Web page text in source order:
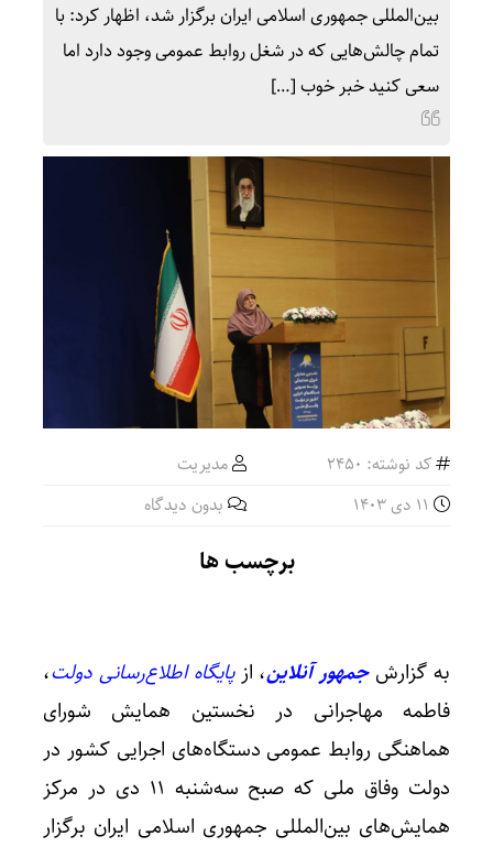
بین‌المللی جمهوری اسلامی ایران برگزار شد، اظهار کرد: با
تمام چالش‌هایی که در شغل روابط عمومی وجود دارد اما
سعی کنید خبر خوب […]
کد نوشته: 2450
مدیریت
بدون دیدگاه
برچسب ها
به گزارشجمهور آنلاین، ازپایگاه اطلاع‌رسانی دولت،
فاطمه مهاجرانی در نخستین همایش شورای
هماهنگی روابط عمومی دستگاه‌های اجرایی کشور در
دولت وفاق ملی که صبح سه‌شنبه ۱۱ دی در مرکز
همایش‌های بین‌المللی جمهوری اسلامی ایران برگزار